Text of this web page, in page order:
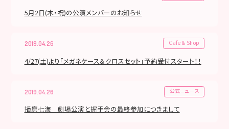
5月2日(木・祝)の公演メンバーのお知らせ
2019.04.26 Cafe & Shop
4/27(土)より「メガネケース＆クロスセット」予約受付スタート！！
2019.04.26 公式ニュース
播磨七海 劇場公演と握手会の最終参加につきまして